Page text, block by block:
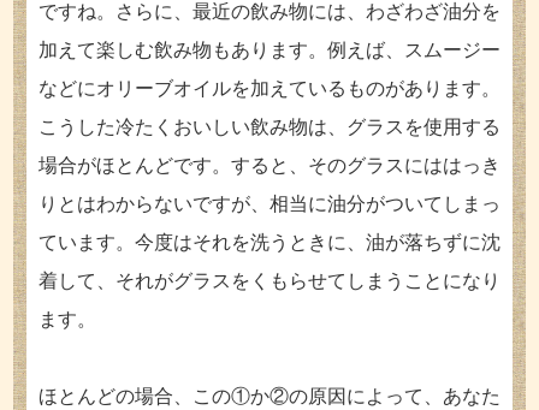
ですね。さらに、最近の飲み物には、わざわざ油分を
加えて楽しむ飲み物もあります。例えば、スムージー
などにオリーブオイルを加えているものがあります。
こうした冷たくおいしい飲み物は、グラスを使用する
場合がほとんどです。すると、そのグラスにははっき
りとはわからないですが、相当に油分がついてしまっ
ています。今度はそれを洗うときに、油が落ちずに沈
着して、それがグラスをくもらせてしまうことになり
ます。
ほとんどの場合、この①か②の原因によって、あなた